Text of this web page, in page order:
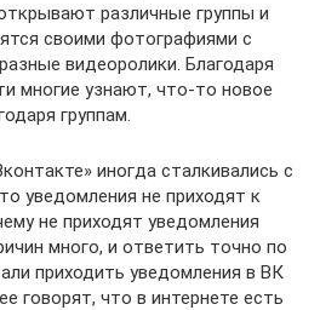
различные группы и
своими фотографиями с
видеоролики. Благодаря
многие узнают, что-то новое
группам.
иногда сталкивались с
уведомления не приходят к
не приходят уведомления
много, и ответить точно по
приходить уведомления в ВК
говорят, что в интернете есть